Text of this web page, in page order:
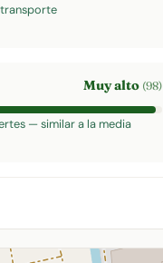
Muy alto (98)
— similar a la media